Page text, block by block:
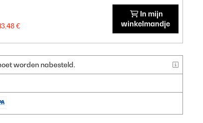
€
In mijn
winkelmandje
worden nabesteld.